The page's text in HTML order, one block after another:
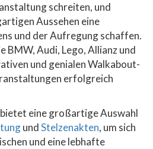
schreiten, und
Aussehen eine
und der Aufregung schaffen.
BMW, Audi, Lego, Allianz und
und genialen Walkabout-
erfolgreich
eine großartige Auswahl
undStelzenakten, um sich
und eine lebhafte